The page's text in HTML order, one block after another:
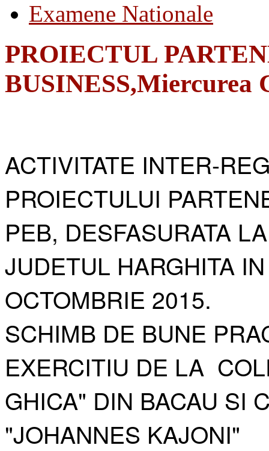
Examene Nationale
PROIECTUL
BUSINESS,Miercurea
ACTIVITATE INTER-
PROIECTULUI
PEB, DESFASURATA
JUDETUL HARGHITA
OCTOMBRIE 2015.
SCHIMB DE BUNE
EXERCITIU DE LA
GHICA" DIN BACAU SI
"JOHANNES KAJONI"​